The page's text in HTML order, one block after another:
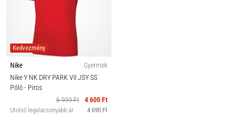
Kedvezmény
Nike
Gyermek
Nike Y NK DRY PARK VII JSY SS
Póló- Piros
6 999 Ft
4 600 Ft
Utolsó legalacsonyabb ár 4 690 Ft